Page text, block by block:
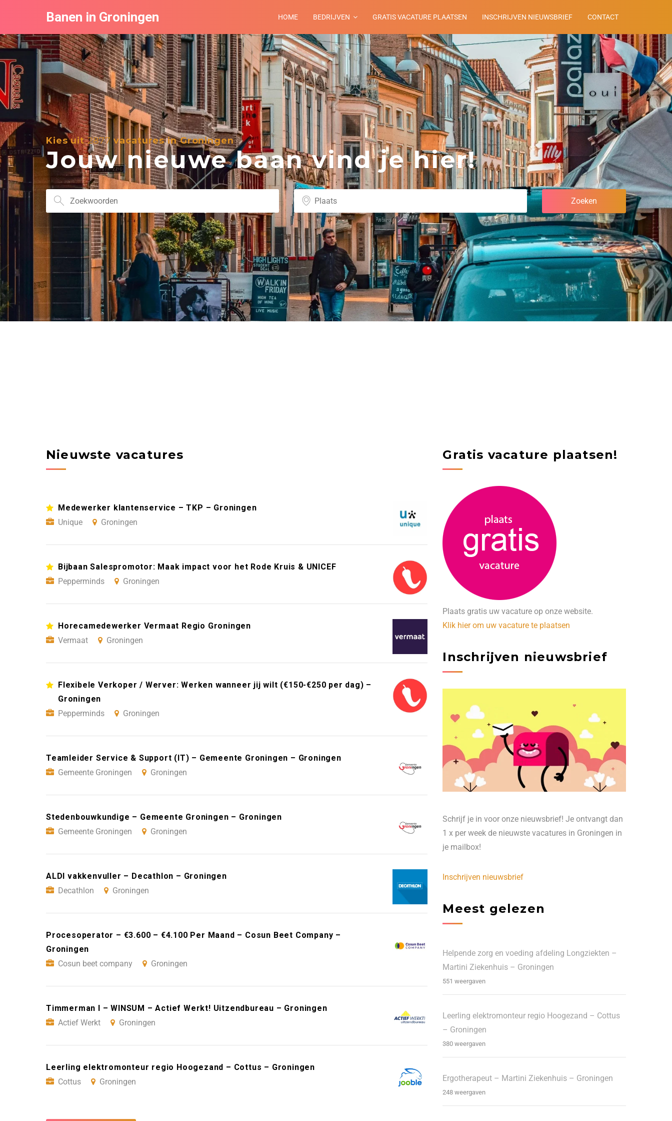
Banen in Groningen HOME BEDRIJVEN GRATIS VACATURE PLAATSEN INSCHRIJVEN NIEUWSBRIEF CONTACT
Kies uit2877 vacatures in Groningen
Jouw nieuwe baan vind je hier!
Nieuwste vacatures
Medewerker klantenservice – TKP – Groningen
Unique
Groningen
Bijbaan Salespromotor: Maak impact voor het Rode Kruis & UNICEF
Pepperminds
Groningen
Horecamedewerker Vermaat Regio Groningen
Vermaat
Groningen
Flexibele Verkoper / Werver: Werken wanneer jij wilt (€150-€250 per dag) –
Groningen
Pepperminds
Groningen
Teamleider Service & Support (IT) – Gemeente Groningen – Groningen
Gemeente Groningen
Groningen
Stedenbouwkundige – Gemeente Groningen – Groningen
Gemeente Groningen
Groningen
ALDI vakkenvuller – Decathlon – Groningen
Decathlon
Groningen
Procesoperator – €3.600 – €4.100 Per Maand – Cosun Beet Company –
Groningen
Cosun beet company
Groningen
Timmerman I – WINSUM – Actief Werkt! Uitzendbureau – Groningen
Actief Werkt
Groningen
Leerling elektromonteur regio Hoogezand – Cottus – Groningen
Cottus
Groningen
Gratis vacature plaatsen!
Plaats gratis uw vacature op onze website.
Klik hier om uw vacature te plaatsen
Inschrijven nieuwsbrief
Schrijf je in voor onze nieuwsbrief! Je ontvangt dan
1 x per week de nieuwste vacatures in Groningen in
je mailbox!
Inschrijven nieuwsbrief
Meest gelezen
Helpende zorg en voeding afdeling Longziekten –
Martini Ziekenhuis – Groningen
551 weergaven
Leerling elektromonteur regio Hoogezand – Cottus
– Groningen
380 weergaven
Ergotherapeut – Martini Ziekenhuis – Groningen
248 weergaven